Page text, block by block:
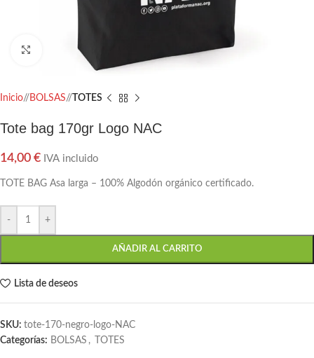
Click to enlarge
Inicio/ BOLSAS/ TOTES
Tote bag 170gr Logo NAC
14,00 € IVA incluido
TOTE BAG Asa larga – 100% Algodón orgánico certificado.
- +
AÑADIR AL CARRITO
Lista de deseos
SKU: tote-170-negro-logo-NAC
Categorías: BOLSAS , TOTES